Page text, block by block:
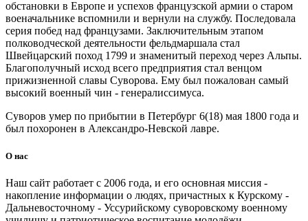
обстановки в Европе и успехов французской армии о старом
военачальнике вспомнили и вернули на службу. Последовала
серия побед над французами. Заключительным этапом
полководческой деятельности фельдмаршала стал
Швейцарский поход 1799 и знаменитый переход через Альпы.
Благополучный исход всего предприятия стал венцом
прижизненной славы Суворова. Ему был пожалован самый
высокий военный чин - генералиссимуса.
Суворов умер по прибытии в Петербург 6(18) мая 1800 года и
был похоронен в Александро-Невской лавре.
О нас
Наш сайт работает с 2006 года, и его основная миссия -
накопление информации о людях, причастных к Курскому -
Дальневосточному - Уссурийскому суворовскому военному